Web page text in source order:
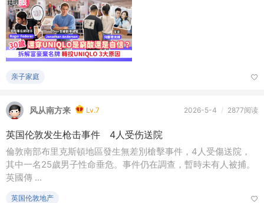
亲子家庭
风从南方来 Lv.7 2026-5-4 / 2877阅读
英国伦敦发生枪击事件 4人受伤送院
倫敦南部布里克斯頓地區發生無差別槍擊事件，4人受傷送院，
其中一名25歲男子性命垂危。事件仍在調查，暫時未有人被捕。
英國傳 ...
英国伦敦地产